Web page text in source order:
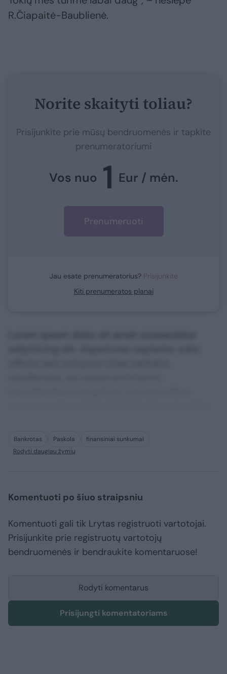
R.Čiapaitė-Baublienė.
Norite skaityti toliau?
Prisijunkite prie mūsų bendruomenės ir tapkite
prenumeratoriumi
Vos nuo 1 Eur / mėn.
Prenumeruoti
Jau esate prenumeratorius? Prisijunkite
Kiti prenumeratos planai
Bankrotas Paskola
finansiniai sunkumai
Rodyti daugiau žymių
Komentuoti po šiuo straipsniu
Komentuoti gali tik Lrytas registruoti vartotojai.
Prisijunkite prie registruotų vartotojų
bendruomenės ir bendraukite komentaruose!
Rodyti komentarus
Prisijungti komentatoriams